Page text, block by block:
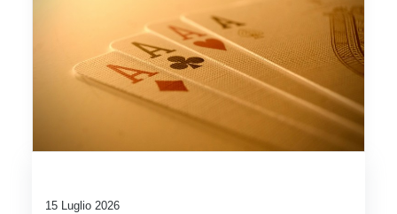
15 Luglio 2026